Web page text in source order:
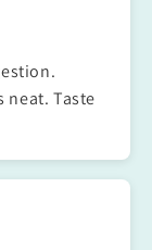
neat. Taste